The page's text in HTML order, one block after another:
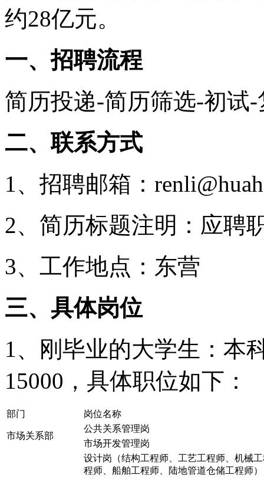
约28亿元。
一、招聘流程
简历投递-简历筛选-初试-
二、联系方式
1、招聘邮箱：
2、简历标题注明：应聘
3、工作地点：东营
三、具体岗位
1、刚毕业的大学生：本
15000 ，具体职位如下：
部门 岗位名称
市场关系部
公共关系管理岗
市场开发管理岗
设计岗（结构工程师、工艺工程师、机械
程师、船舶工程师、陆地管道仓储工程师）